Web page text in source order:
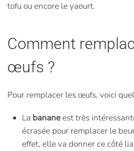
tofu ou encore le yaourt.
Comment
œufs ?
Pour remplacer les œufs, voici
La bananeest très
écrasée pour remplacer le
effet, elle va donner ce côté